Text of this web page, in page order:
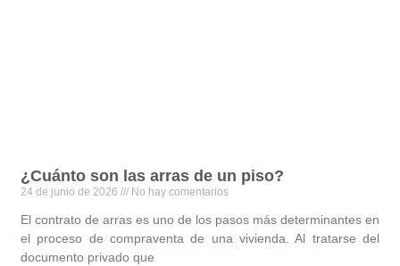
¿Cuánto son las arras de un piso?
24 de junio de 2026 No hay comentarios
El contrato de arras es uno de los pasos más determinantes en
el proceso de compraventa de una vivienda. Al tratarse del
documento privado que